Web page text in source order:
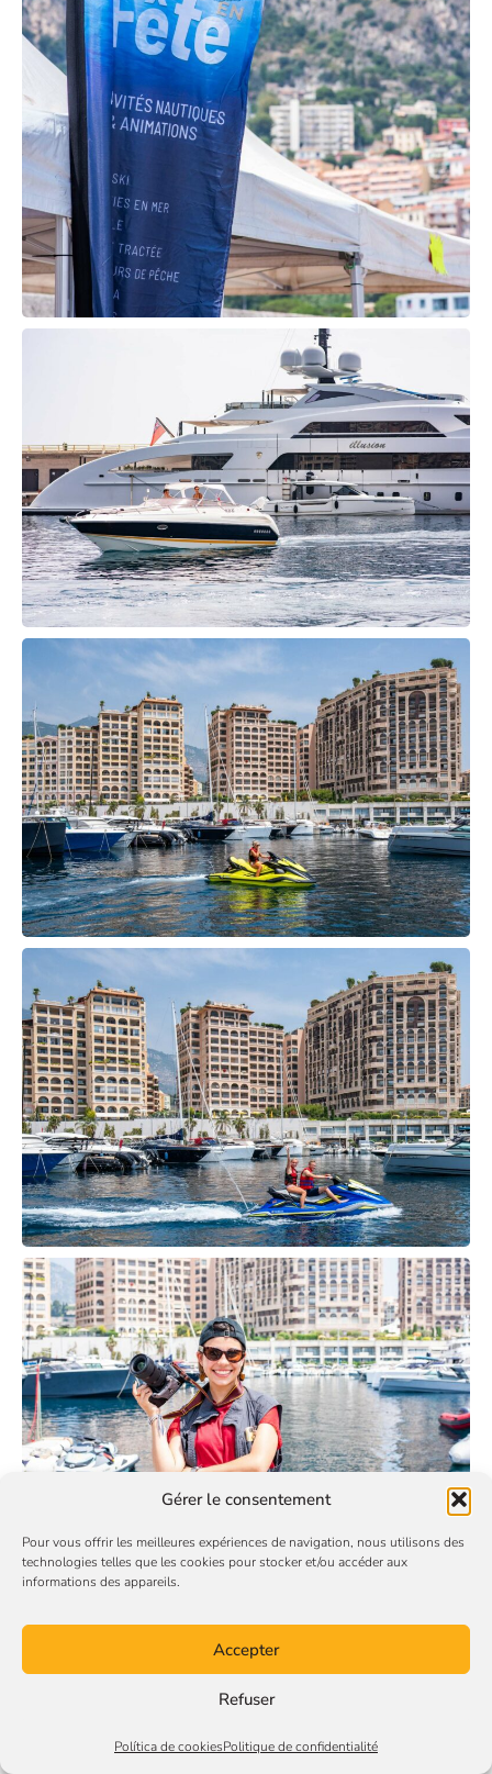
Gérer le consentement
Pour vous offrir les meilleures expériences de navigation, nous utilisons des
technologies telles que les cookies pour stocker et/ou accéder aux
informations des appareils.
Accepter
Refuser
Política de cookiesPolitique de confidentialité